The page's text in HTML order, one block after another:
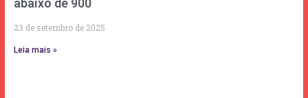
23 de setembro de 2025
Leia mais »